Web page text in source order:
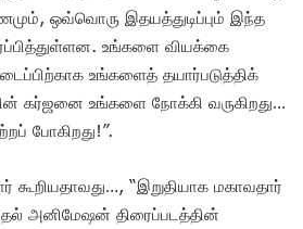
ஒவ்வொரு இதயத்துடிப்பும் இந்த
உங்களை வியக்கை
உங்களைத் தயார்படுத்திக்
கர்ஜனை உங்களை நோக்கி வருகிறது…
போகிறது!”.
கூறியதாவது…, “இறுதியாக மகாவதார்
அனிமேஷன் திரைப்படத்தின்